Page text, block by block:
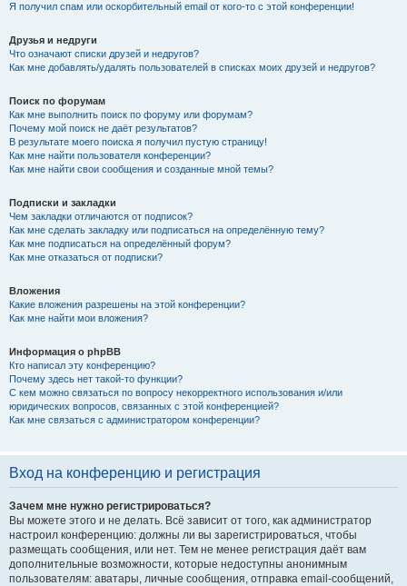
Я получил спам или оскорбительный email от кого-то с этой конференции!
Друзья и недруги
Что означают списки друзей и недругов?
Как мне добавлять/удалять пользователей в списках моих друзей и недругов?
Поиск по форумам
Как мне выполнить поиск по форуму или форумам?
Почему мой поиск не даёт результатов?
В результате моего поиска я получил пустую страницу!
Как мне найти пользователя конференции?
Как мне найти свои сообщения и созданные мной темы?
Подписки и закладки
Чем закладки отличаются от подписок?
Как мне сделать закладку или подписаться на определённую тему?
Как мне подписаться на определённый форум?
Как мне отказаться от подписки?
Вложения
Какие вложения разрешены на этой конференции?
Как мне найти мои вложения?
Информация о phpBB
Кто написал эту конференцию?
Почему здесь нет такой-то функции?
С кем можно связаться по вопросу некорректного использования и/или
юридических вопросов, связанных с этой конференцией?
Как мне связаться с администратором конференции?
Вход на конференцию и регистрация
Зачем мне нужно регистрироваться?
Вы можете этого и не делать. Всё зависит от того, как администратор
настроил конференцию: должны ли вы зарегистрироваться, чтобы
размещать сообщения, или нет. Тем не менее регистрация даёт вам
дополнительные возможности, которые недоступны анонимным
пользователям: аватары, личные сообщения, отправка email-сообщений,